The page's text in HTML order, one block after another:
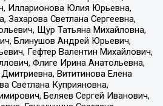
Илларионова Юлия Юрьевна,
Захарова Светлана Сергеевна,
Щур Татьяна Михайловна,
Блинушов Андрей Юрьевич,
Гефтер Валентин Михайлович,
Флиге Ирина Анатольевна,
Вититинова Елена
Светлана Куприяновна,
Беляев Сергей Иванович,